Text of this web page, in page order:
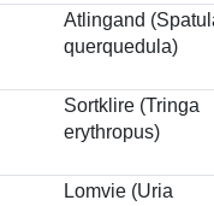
Atlingand
querquedula)
Sortklire (Tringa
erythropus)
Lomvie (Uria